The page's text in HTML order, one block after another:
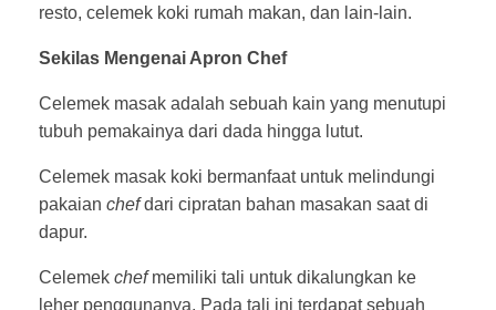
resto, celemek koki rumah makan, dan lain-lain.
Sekilas Mengenai Apron Chef
Celemek masak adalah sebuah kain yang menutupi
tubuh pemakainya dari dada hingga lutut.
Celemek masak koki bermanfaat untuk melindungi
pakaian chefdari cipratan bahan masakan saat di
dapur.
Celemek chefmemiliki tali untuk dikalungkan ke
leher penggunanya. Pada tali ini terdapat sebuah